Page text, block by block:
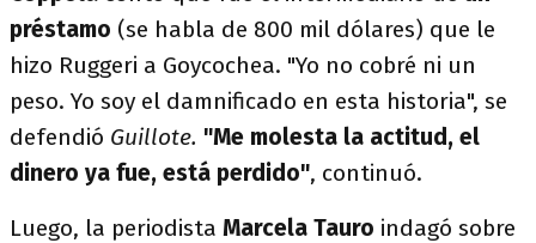
préstamo (se habla de 800 mil dólares) que le
hizo Ruggeri a Goycochea. "Yo no cobré ni un
peso. Yo soy el damnificado en esta historia", se
defendió Guillote. "Me molesta la actitud, el
dinero ya fue, está perdido", continuó.
Luego, la periodista Marcela Tauro indagó sobre